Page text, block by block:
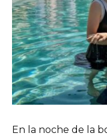
En la noche de la